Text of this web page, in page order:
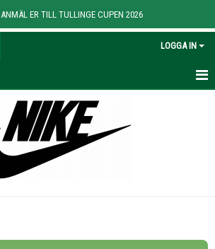
ANMÄL ER TILL TULLINGE CUPEN 2026
LOGGA IN